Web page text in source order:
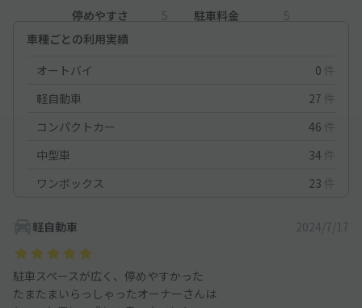
停めやすさ
5 駐車料金
5
車種ごとの利用実績
オートバイ
0 件
軽自動車
27 件
コンパクトカー
46 件
中型車
34 件
ワンボックス
23 件
軽自動車 2024/7/17
駐車スペースが広く、停めやすかった
たまたまいらっしゃったオーナーさんは